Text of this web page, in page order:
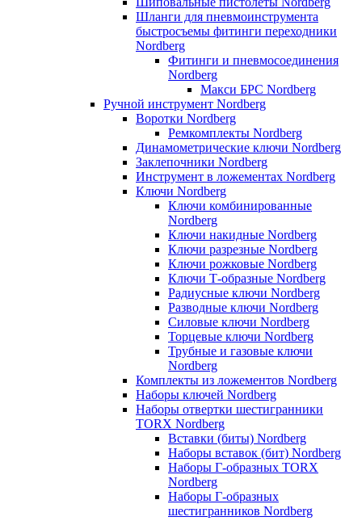
Шланги для пневмоинструмента
быстросъемы фитинги переходники
Nordberg
Фитинги и пневмосоединения
Nordberg
Макси БРС Nordberg
Ручной инструмент Nordberg
Воротки Nordberg
Ремкомплекты Nordberg
Динамометрические ключи Nordberg
Заклепочники Nordberg
Инструмент в ложементах Nordberg
Ключи Nordberg
Ключи комбинированные
Nordberg
Ключи накидные Nordberg
Ключи разрезные Nordberg
Ключи рожковые Nordberg
Ключи Т-образные Nordberg
Радиусные ключи Nordberg
Разводные ключи Nordberg
Силовые ключи Nordberg
Торцевые ключи Nordberg
Трубные и газовые ключи
Nordberg
Комплекты из ложементов Nordberg
Наборы ключей Nordberg
Наборы отвертки шестигранники
TORX Nordberg
Вставки (биты) Nordberg
Наборы вставок (бит) Nordberg
Наборы Г-образных TORX
Nordberg
Наборы Г-образных
шестигранников Nordberg